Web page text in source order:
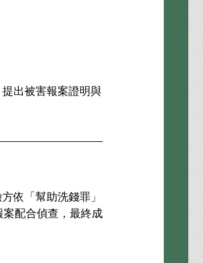
出被害報案證明與
依「幫助洗錢罪」
配合偵查，最終成